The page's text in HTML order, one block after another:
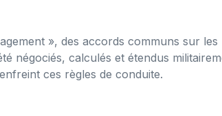
», des accords communs sur
négociés, calculés et étendus
ces règles de conduite.